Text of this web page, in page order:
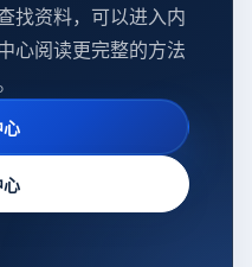
找资料，可以进入内
心阅读更完整的方法